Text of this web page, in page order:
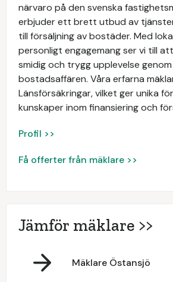
närvaro på den svenska
erbjuder ett brett utbud av
till försäljning av bostäder. Med
personligt engagemang ser vi till
smidig och trygg upplevelse genom
bostadsaffären. Våra erfarna
Länsförsäkringar, vilket ger unika
kunskaper inom finansiering och
Profil >>
Få offerter från mäklare >>
Jämför mäklare >>
Mäklare Östansjö